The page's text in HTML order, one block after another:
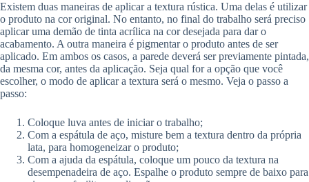
Existem duas maneiras de aplicar a textura rústica. Uma delas é utilizar
o produto na cor original. No entanto, no final do trabalho será preciso
aplicar uma demão de tinta acrílica na cor desejada para dar o
acabamento. A outra maneira é pigmentar o produto antes de ser
aplicado. Em ambos os casos, a parede deverá ser previamente pintada,
da mesma cor, antes da aplicação. Seja qual for a opção que você
escolher, o modo de aplicar a textura será o mesmo. Veja o passo a
passo:
Coloque luva antes de iniciar o trabalho;
Com a espátula de aço, misture bem a textura dentro da própria
lata, para homogeneizar o produto;
Com a ajuda da espátula, coloque um pouco da textura na
desempenadeira de aço. Espalhe o produto sempre de baixo para